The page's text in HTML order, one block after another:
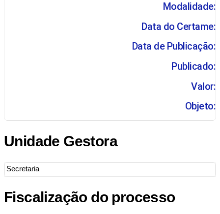
Modalidade:
Data do Certame:
Data de Publicação:
Publicado:
Valor:
Objeto:
Unidade Gestora
Secretaria
Fiscalização do processo